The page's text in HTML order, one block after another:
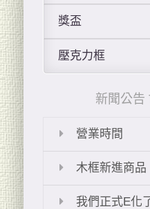
獎盃
壓克力框
新聞公告
營業時間
木框新進商品
我們正式E化